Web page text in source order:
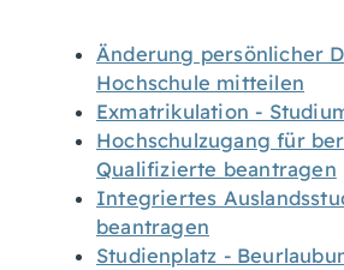
Änderung persönlicher
Hochschule mitteilen
Exmatrikulation -
Hochschulzugang für
Qualifizierte beantragen
Integriertes
beantragen
Studienplatz -